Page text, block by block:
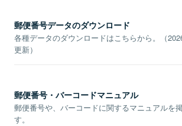
郵便番号データのダウンロード
各種データのダウンロードはこちらから。（
更新）
郵便番号・バーコードマニュアル
郵便番号や、バーコードに関するマニュアルを
す。